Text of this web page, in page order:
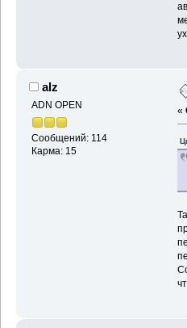
alz
ADN OPEN
Сообщений: 114
Карма: 15
«